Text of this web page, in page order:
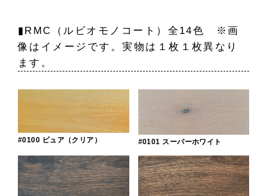
▮RMC（ルビオモノコート）全14色 ※画
像はイメージです。実物は１枚１枚異なり
ます。
#0100 ピュア（クリア） #0101 スーパーホワイト